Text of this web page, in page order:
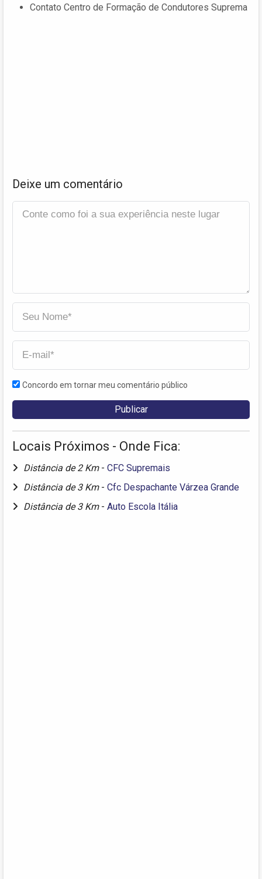
Contato Centro de Formação de Condutores Suprema
Deixe um comentário
Concordo em tornar meu comentário público
Locais Próximos - Onde Fica:
Distância de 2 Km - CFC Supremais
Distância de 3 Km - Cfc Despachante Várzea Grande
Distância de 3 Km - Auto Escola Itália